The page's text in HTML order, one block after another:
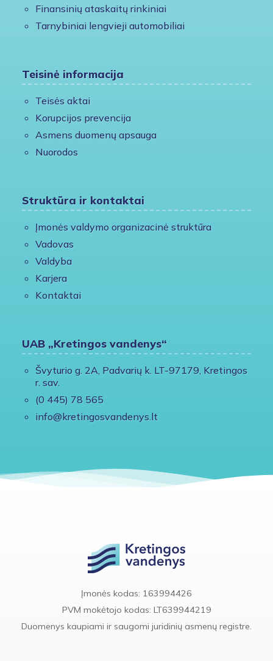
Finansinių ataskaitų rinkiniai
Tarnybiniai lengvieji automobiliai
Teisinė informacija
Teisės aktai
Korupcijos prevencija
Asmens duomenų apsauga
Nuorodos
Struktūra ir kontaktai
Įmonės valdymo organizacinė struktūra
Vadovas
Valdyba
Karjera
Kontaktai
UAB „Kretingos vandenys“
Švyturio g. 2A, Padvarių k. LT-97179, Kretingos
r. sav.
(0 445) 78 565
info@kretingosvandenys.lt
Įmonės kodas: 163994426
PVM mokėtojo kodas: LT639944219
Duomenys kaupiami ir saugomi juridinių asmenų registre.